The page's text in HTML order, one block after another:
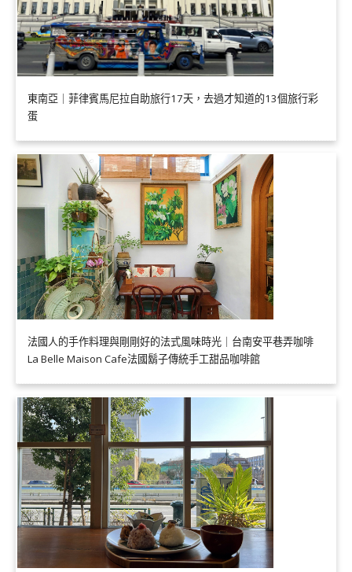
東南亞｜菲律賓馬尼拉自助旅行17天，去過才知道的13個旅行彩
蛋
法國人的手作料理與剛剛好的法式風味時光｜台南安平巷弄咖啡
La Belle Maison Cafe法國鬍子傳統手工甜品咖啡館